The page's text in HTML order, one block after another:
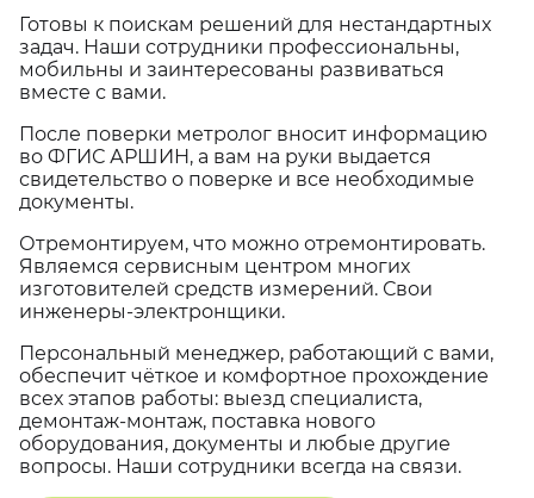
Готовы к поискам решений для нестандартных
задач. Наши сотрудники профессиональны,
мобильны и заинтересованы развиваться
вместе с вами.
После поверки метролог вносит информацию
во ФГИС АРШИН, а вам на руки выдается
свидетельство о поверке и все необходимые
документы.
Отремонтируем, что можно отремонтировать.
Являемся сервисным центром многих
изготовителей средств измерений. Свои
инженеры-электронщики.
Персональный менеджер, работающий с вами,
обеспечит чёткое и комфортное прохождение
всех этапов работы: выезд специалиста,
демонтаж-монтаж, поставка нового
оборудования, документы и любые другие
вопросы. Наши сотрудники всегда на связи.